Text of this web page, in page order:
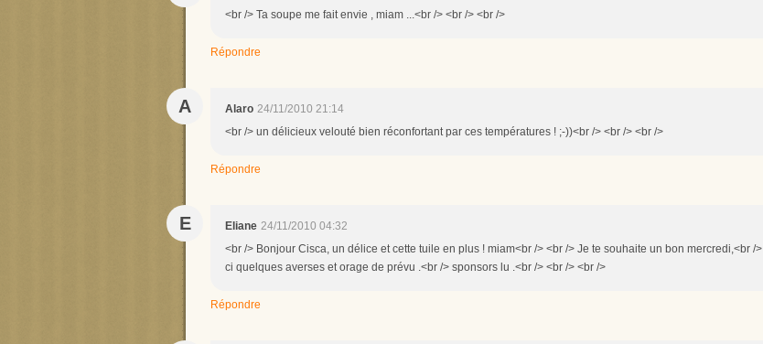
<br /> Ta soupe me fait envie , miam ...<br /> <br /> <br />
Répondre
A Alaro 24/11/2010 21:14
<br /> un délicieux velouté bien réconfortant par ces températures ! ;-))<br /> <br /> <br />
Répondre
E Eliane 24/11/2010 04:32
<br /> Bonjour Cisca, un délice et cette tuile en plus ! miam<br /> <br /> Je te souhaite un bon mercredi,<br />
ci quelques averses et orage de prévu .<br /> sponsors lu .<br /> <br /> <br />
Répondre